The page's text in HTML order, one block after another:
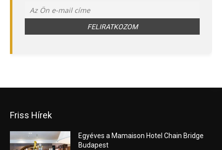
Friss Hírek
Egyéves a Mamaison Hotel Chain Bridge
Budapest